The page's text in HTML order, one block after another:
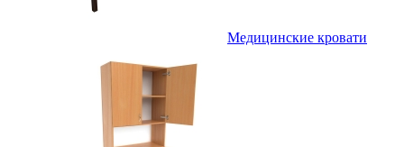
Медицинские кровати